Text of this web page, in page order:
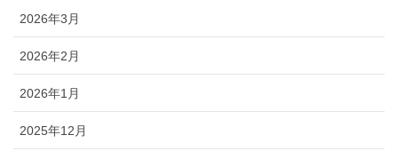
2026年3月
2026年2月
2026年1月
2025年12月